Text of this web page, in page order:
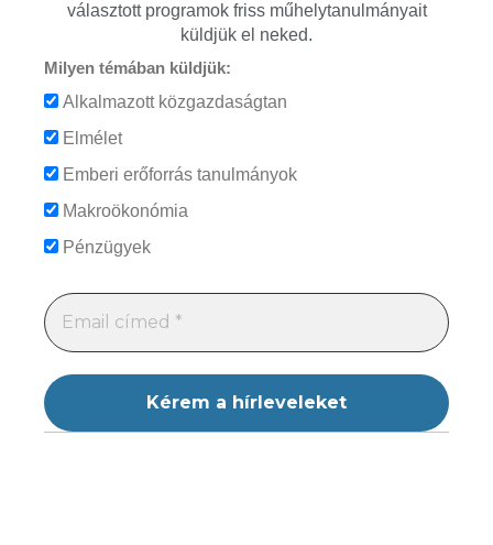
választott programok friss műhelytanulmányait
küldjük el neked.
Milyen témában küldjük:
Alkalmazott közgazdaságtan
Elmélet
Emberi erőforrás tanulmányok
Makroökonómia
Pénzügyek